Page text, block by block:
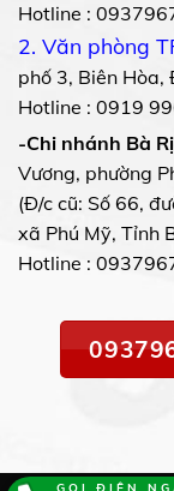
Hotline :
2. Văn phòng
phố 3, Biên Hòa,
Hotline : 0919
-Chi nhánh Bà
Vương, phường
(Đ/c cũ: Số 66,
xã Phú Mỹ, Tỉnh
Hotline :